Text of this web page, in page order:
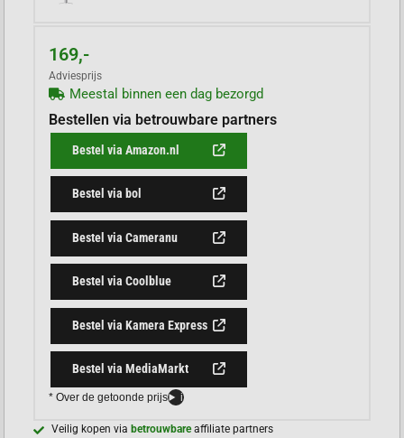
169,-
Adviesprijs
Meestal binnen een dag bezorgd
Bestellen via betrouwbare partners
Bestel via Amazon.nl
Bestel via bol
Bestel via Cameranu
Bestel via Coolblue
Bestel via Kamera Express
Bestel via MediaMarkt
* Over de getoonde prijs i
Veilig kopen via betrouwbareaffiliate partners